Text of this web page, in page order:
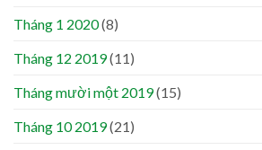
Tháng 1 2020(8)
Tháng 12 2019(11)
Tháng mười một 2019(15)
Tháng 10 2019(21)